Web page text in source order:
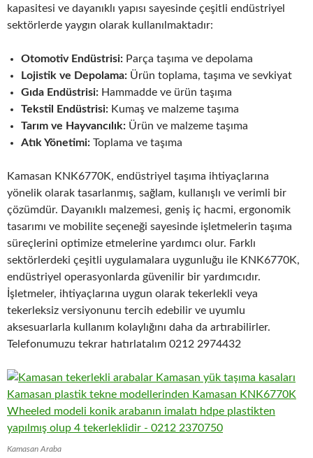
kapasitesi ve dayanıklı yapısı sayesinde çeşitli endüstriyel
sektörlerde yaygın olarak kullanılmaktadır:
Otomotiv Endüstrisi: Parça taşıma ve depolama
Lojistik ve Depolama: Ürün toplama, taşıma ve sevkiyat
Gıda Endüstrisi: Hammadde ve ürün taşıma
Tekstil Endüstrisi: Kumaş ve malzeme taşıma
Tarım ve Hayvancılık: Ürün ve malzeme taşıma
Atık Yönetimi: Toplama ve taşıma
Kamasan KNK6770K, endüstriyel taşıma ihtiyaçlarına
yönelik olarak tasarlanmış, sağlam, kullanışlı ve verimli bir
çözümdür. Dayanıklı malzemesi, geniş iç hacmi, ergonomik
tasarımı ve mobilite seçeneği sayesinde işletmelerin taşıma
süreçlerini optimize etmelerine yardımcı olur. Farklı
sektörlerdeki çeşitli uygulamalara uygunluğu ile KNK6770K,
endüstriyel operasyonlarda güvenilir bir yardımcıdır.
İşletmeler, ihtiyaçlarına uygun olarak tekerlekli veya
tekerleksiz versiyonunu tercih edebilir ve uyumlu
aksesuarlarla kullanım kolaylığını daha da artırabilirler.
Telefonumuzu tekrar hatırlatalım 0212 2974432
Kamasan Araba